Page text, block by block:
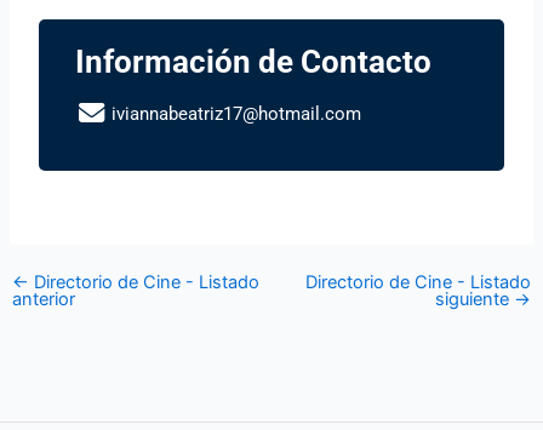
Información de Contacto
iviannabeatriz17@hotmail.com
← Directorio de Cine - Listado
anterior
Directorio de Cine - Listado
siguiente →